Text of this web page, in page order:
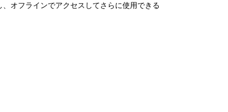
オフラインでアクセスしてさらに使用できる